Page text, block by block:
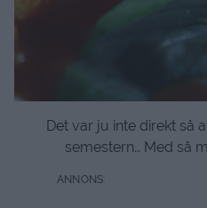
Det var ju inte direkt så
semestern… Med så